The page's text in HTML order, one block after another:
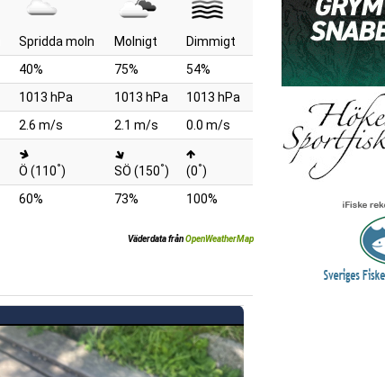
Spridda moln Molnigt
Dimmigt
40% 75%
54%
1013 hPa 1013 hPa
1013 hPa
2.6 m/s 2.1 m/s
0.0 m/s
Ö (110°) SÖ (150°) (0°)
60% 73% 100%
Väderdata frånOpenWeatherMap